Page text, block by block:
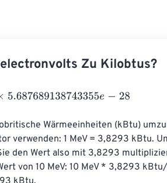
Zu Kilobtus?
e-28
Wärmeeinheiten (kBtu)
verwenden: 1 MeV = 3,8293 kBtu.
den Wert also mit 3,8293
von 10 MeV: 10 MeV * 3,8293